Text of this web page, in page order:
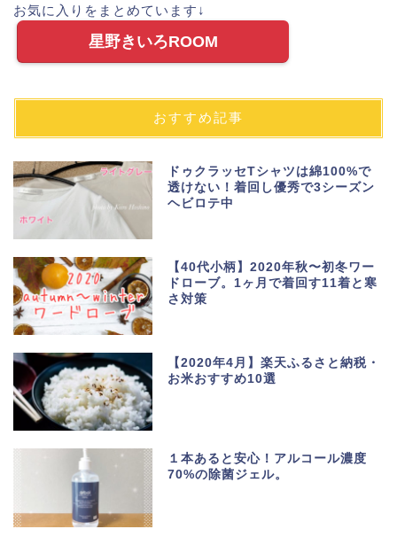
お気に入りをまとめています↓
星野きいろROOM
おすすめ記事
ドゥクラッセTシャツは綿100%で
透けない！着回し優秀で3シーズン
ヘビロテ中
【40代小柄】2020年秋〜初冬ワー
ドローブ。1ヶ月で着回す11着と寒
さ対策
【2020年4月】楽天ふるさと納税・
お米おすすめ10選
１本あると安心！アルコール濃度
70%の除菌ジェル。